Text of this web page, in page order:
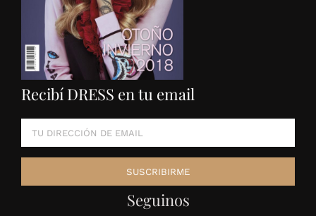
Recibí DRESS en tu email
Seguinos